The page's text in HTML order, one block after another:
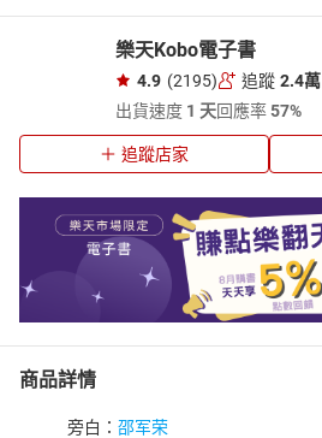
樂天Kobo電子書
4.9 (2195) 追蹤 2.4萬
出貨速度 1 天回應率57%
追蹤店家
商品詳情
旁白： 邵军荣